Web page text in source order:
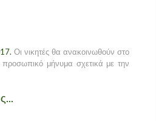
Οι νικητές θα ανακοινωθούν στο
μήνυμα σχετικά με την